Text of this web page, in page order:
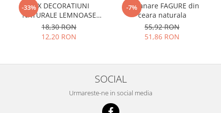
-33%MIX DECORATIUNI
NATURALE LEMNOASE
COLORATE, TOPY
18,30 RON
12,20 RON
-7%
Lumanare FAGURE din
ceara naturala
55,92 RON
51,86 RON
SOCIAL
Urmareste-ne in social media